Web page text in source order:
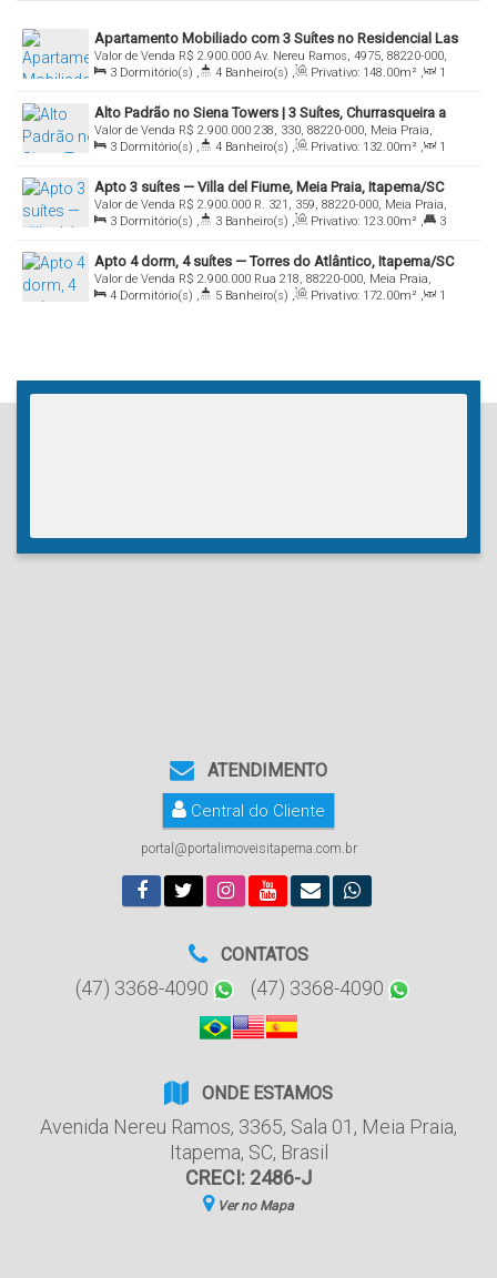
Apartamento Mobiliado com 3 Suítes no Residencial Las
Vegas — Meia Praia, Itapema
R$ 2.900.000
Valor de Venda
Av. Nereu Ramos, 4975, 88220-000,
Meia Praia, Itapema, Santa Catarina, Brasil
3 Dormitório(s) , 4 Banheiro(s) , Privativo: 148.00m² ,
1
Sala(s) , 3 Suíte(s) , Total: 148.00m² , 2 Vaga(s)
Alto Padrão no Siena Towers | 3 Suítes, Churrasqueira a
Carvão e Portaria 24h em Meia Praia
R$ 2.900.000
Valor de Venda
238, 330, 88220-000, Meia Praia,
Itapema, Santa Catarina, Brasil
3 Dormitório(s) , 4 Banheiro(s) , Privativo: 132.00m² ,
1
Sala(s) , 3 Suíte(s) , Total: 132.00m² , 2 Vaga(s)
Apto 3 suítes — Villa del Fiume, Meia Praia, Itapema/SC
R$ 2.900.000
Valor de Venda
R. 321, 359, 88220-000, Meia Praia,
Itapema, Santa Catarina, Brasil
3 Dormitório(s) , 3 Banheiro(s) , Privativo: 123.00m² ,
3
Suíte(s) , 1 Vaga(s)
Apto 4 dorm, 4 suítes — Torres do Atlântico, Itapema/SC
R$ 2.900.000
Valor de Venda
Rua 218, 88220-000, Meia Praia,
Itapema, Santa Catarina, Brasil
4 Dormitório(s) , 5 Banheiro(s) , Privativo: 172.00m² ,
1
ATENDIMENTO
Central do Cliente
portal@portalimoveisitapema.com.br
CONTATOS
(47) 3368-4090 (47) 3368-4090
ONDE ESTAMOS
Avenida Nereu Ramos, 3365, Sala 01 , Meia Praia,
Itapema, SC, Brasil
CRECI: 2486-J
Ver no Mapa